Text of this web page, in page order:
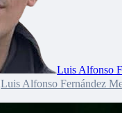
Luis Alfonso
Luis Alfonso Fernández